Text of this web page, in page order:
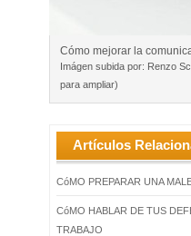
Cómo mejorar la
Imágen subida por: Renzo
para ampliar)
Artículos
CóMO PREPARAR UNA
CóMO HABLAR DE TUS
TRABAJO